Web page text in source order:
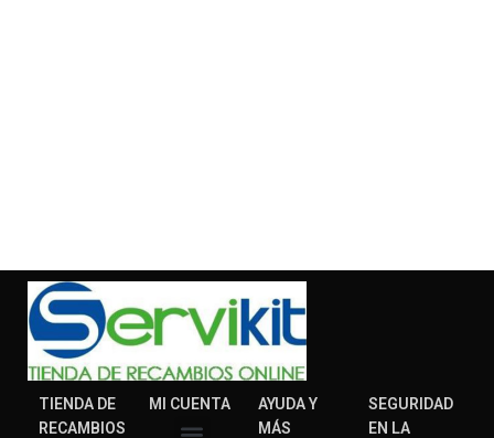
TIENDA DE
RECAMBIOS
MI CUENTA
AYUDA Y
MÁS
SEGURIDAD
EN LA